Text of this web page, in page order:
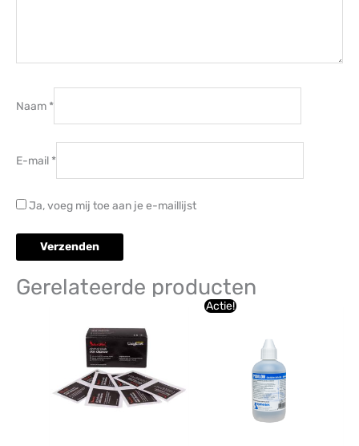
Naam *
E-mail *
Ja, voeg mij toe aan je e-maillijst
Gerelateerde producten
Actie!
€7,74.